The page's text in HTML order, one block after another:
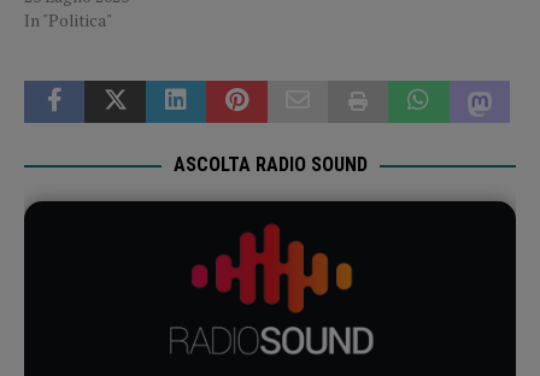
In "Politica"
ASCOLTA RADIO SOUND